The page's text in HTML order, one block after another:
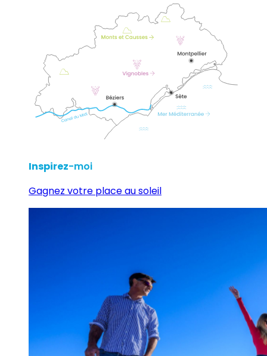
Inspirez-moi
Gagnez votre place au soleil